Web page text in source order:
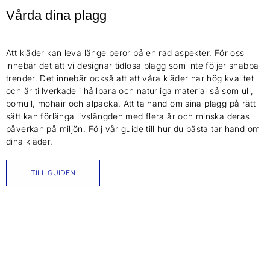
Vårda dina plagg
Att kläder kan leva länge beror på en rad aspekter. För oss
innebär det att vi designar tidlösa plagg som inte följer snabba
trender. Det innebär också att att våra kläder har hög kvalitet
och är tillverkade i hållbara och naturliga material så som ull,
bomull, mohair och alpacka. Att ta hand om sina plagg på rätt
sätt kan förlänga livslängden med flera år och minska deras
påverkan på miljön. Följ vår guide till hur du bästa tar hand om
dina kläder.
TILL GUIDEN